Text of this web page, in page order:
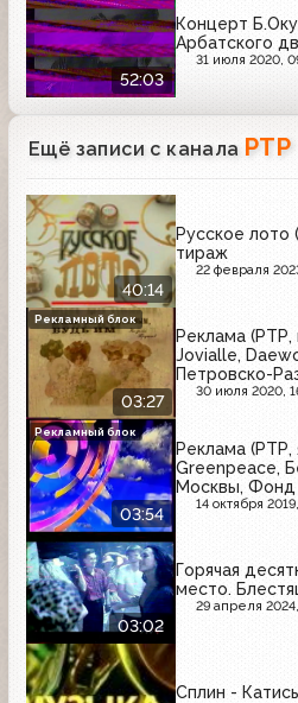
52:03
Концерт
Арбатского
31 июля 2020,
Ещё записи с канала РТР
40:14
Русское лото
тираж
22 февраля
03:27
Реклама (РТР,
Jovialle,
Петровско-
30 июля 2020,
Рекламный блок
03:54
Реклама (РТР,
Greenpeace,
Москвы, Фонд
воссоздания
14 октября
Рекламный блок
03:02
Горячая
место.
29 апреля
Сплин -